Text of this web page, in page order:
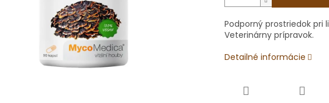
Podporný prostriedok pri
Veterinárny prípravok.
Detailné informácie